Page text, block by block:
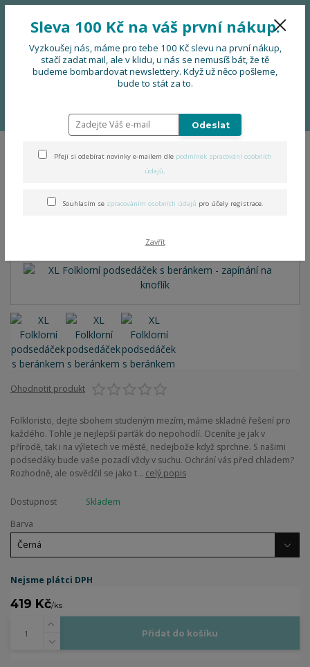
Menu
0 Kč
XL Folklorní podsedáček s
beránkem - zapínání na
Ohodnotit produkt
Folkloristo, dejte sbohem studeným mezím, máme skladné řešení pro
každého. Tohle je nejlepší parťák do nepohodlí. Oceníte je jak v
přírodě, tak i na výletech ve městě, nedejbože když sprchne. S našimi
podsedáky bude vaše pozadí vždy v suchu. Ochrání vás před chladem?
Rozhodně, ale osvědčil se jako t... celý popis
Dostupnost
Skladem
Barva
Nejsme plátci DPH
419 Kč/ks
Přidat do košíku
Sleva 100 Kč na váš první nákup.
Vyzkoušej nás, máme pro tebe 100 Kč slevu na první nákup,
stačí zadat mail, ale v klidu, u nás se nemusíš bát, že tě
budeme bombardovat newslettery. Když už něco pošleme,
bude to stát za to.
Odeslat
Přeji si odebírat novinky e-mailem dle podmínek zpracování osobních
údajů.
Souhlasím se zpracováním osobních údajů pro účely registrace.
Zavřít